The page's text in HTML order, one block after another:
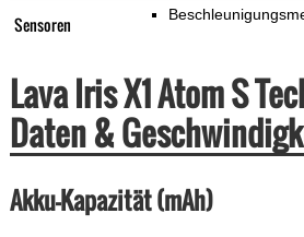
Sensoren
Lava Iris X1 Atom S
Daten &
Akku-Kapazität (mAh)